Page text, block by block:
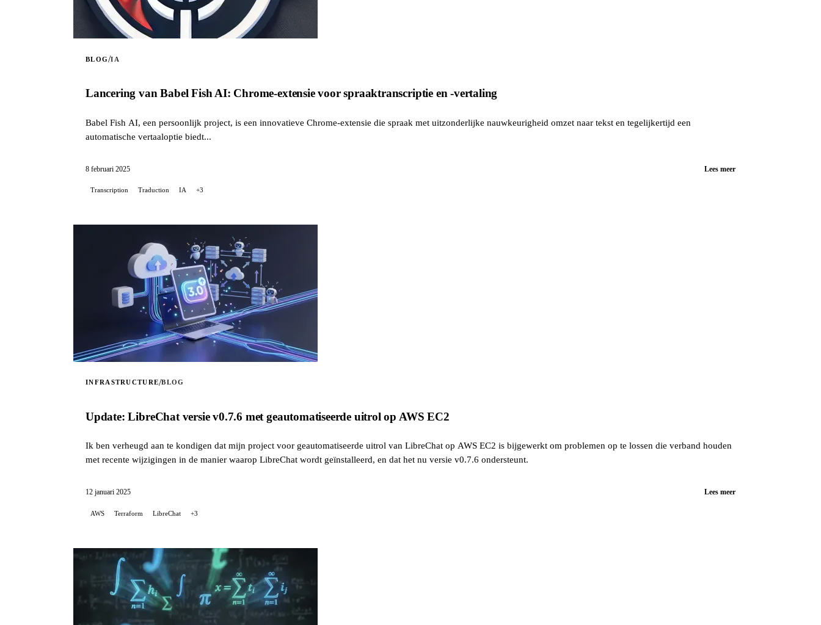
BLOG/IA
Lancering van Babel Fish AI: Chrome-extensie voor spraaktranscriptie en -vertaling
Babel Fish AI, een persoonlijk project, is een innovatieve Chrome-extensie die spraak met uitzonderlijke nauwkeurigheid omzet naar tekst en tegelijkertijd een
automatische vertaaloptie biedt...
8 februari 2025 Lees meer
Transcription Traduction IA +3
INFRASTRUCTURE/BLOG
Update: LibreChat versie v0.7.6 met geautomatiseerde uitrol op AWS EC2
Ik ben verheugd aan te kondigen dat mijn project voor geautomatiseerde uitrol van LibreChat op AWS EC2 is bijgewerkt om problemen op te lossen die verband houden
met recente wijzigingen in de manier waarop LibreChat wordt geïnstalleerd, en dat het nu versie v0.7.6 ondersteunt.
12 januari 2025 Lees meer
AWS Terraform LibreChat +3